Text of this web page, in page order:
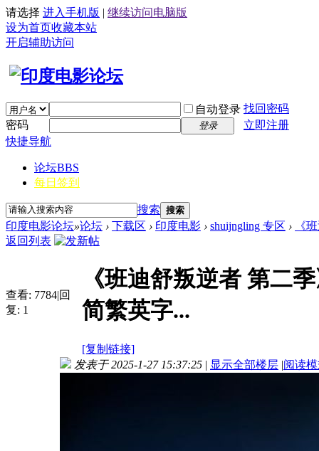
请选择 进入手机版 | 继续访问电脑版
设为首页收藏本站
开启辅助访问
自动登录 找回密码
密码
登录
立即注册
快捷导航
论坛BBS
每日签到
搜索 搜索
印度电影论坛»论坛 › 下载区 › 印度电影 › shuijngling 专区 ›
《
返回列表
查看: 7784|回
复: 1
《班迪舒叛逆者 第二
简繁英字...
[复制链接]
发表于 2025-1-27 15:37:25 | 显示全部楼层 |阅读